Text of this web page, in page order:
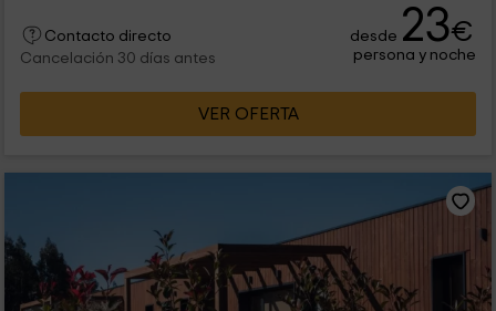
Contacto directo
Cancelación 30 días antes
desde 23€
persona y noche
VER OFERTA